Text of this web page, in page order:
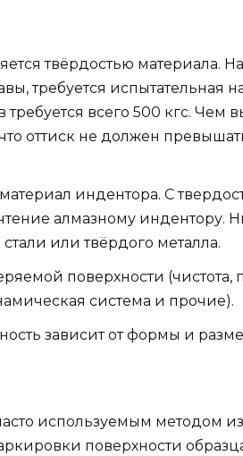
твёрдостью материала.
требуется испытательная
требуется всего 500 кгс. Чем
оттиск не должен
индентора. С
алмазному индентору.
или твёрдого металла.
поверхности (чистота,
система и прочие).
зависит от формы и
используемым методом
поверхности